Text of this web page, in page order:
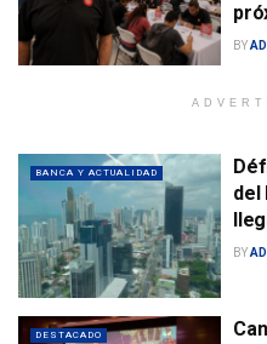
BY
BANCA Y ACTUALIDAD
del
BY
DESTACADO